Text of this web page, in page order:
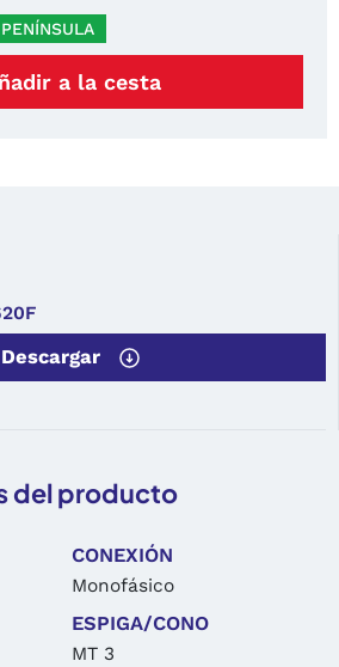
a la cesta
Descargar
del producto
CONEXIÓN
Monofásico
ESPIGA/CONO
MT 3